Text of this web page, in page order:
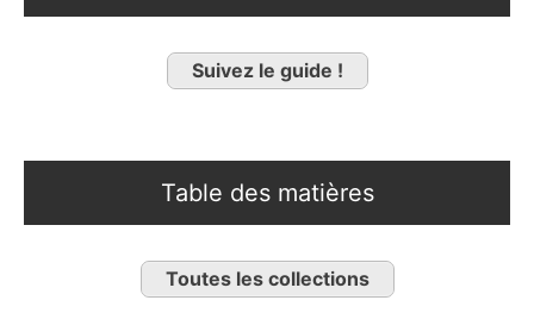
Suivez le guide !
Table des matières
Toutes les collections